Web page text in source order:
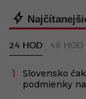
24 HOD 48 HOD
Slovensko
podmienky